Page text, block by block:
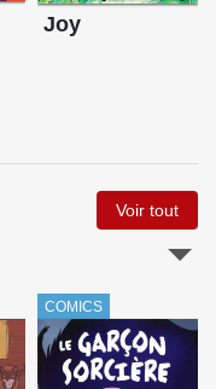
Joy
Voir tout
COMICS